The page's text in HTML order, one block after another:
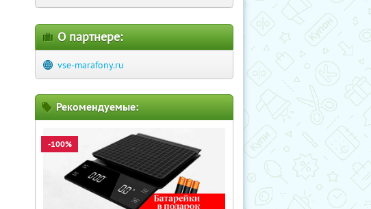
О партнере:
vse-marafony.ru
Рекомендуемые:
-100%